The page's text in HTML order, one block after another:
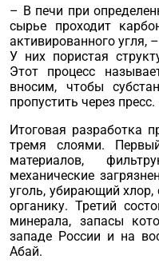
– В печи при
сырье проходит
активированного угля,
У них пористая
Этот процесс
вносим, чтобы
пропустить через пресс.
Итоговая разработка
тремя слоями.
материа­лов,
механические
уголь, убирающий
органику. Третий
минерала, запасы
западе России и на
Абай.